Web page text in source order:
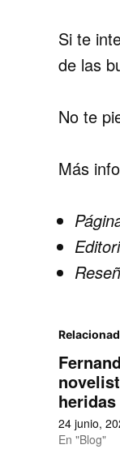
Si te
de las
No te
Más
24 junio,
En "Blog"